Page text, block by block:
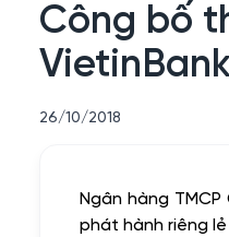
Công bố
26/10/2018
Ngân hàng
phát hành riêng